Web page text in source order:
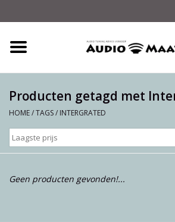
Tuning
Powerstrips
Producten getagd met
HOME/TAGS/ INTERGRATED
Geen producten gevonden!...